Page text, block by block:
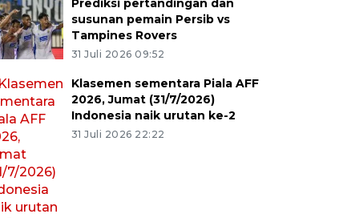
Prediksi pertandingan dan
susunan pemain Persib vs
Tampines Rovers
31 Juli 2026 09:52
Klasemen sementara Piala AFF
2026, Jumat (31/7/2026)
Indonesia naik urutan ke-2
31 Juli 2026 22:22